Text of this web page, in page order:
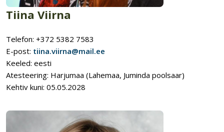
Tiina Viirna
Telefon: +372 5382 7583
E-post: tiina.viirna@mail.ee
Keeled: eesti
Atesteering: Harjumaa (Lahemaa, Juminda poolsaar)
Kehtiv kuni: 05.05.2028